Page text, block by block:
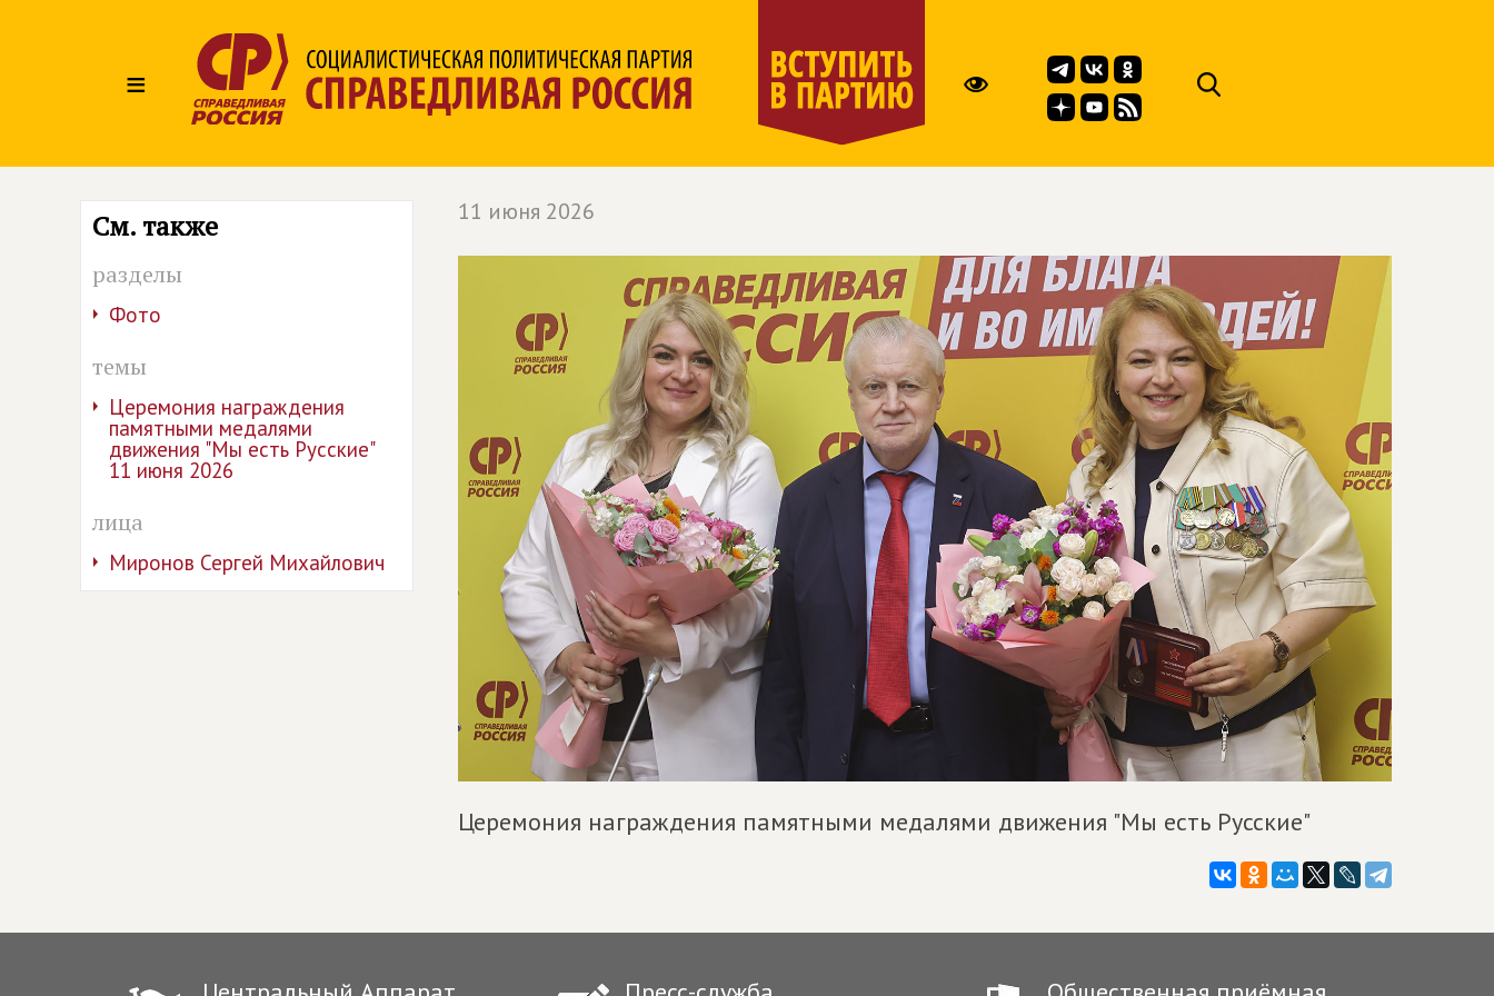
≡
См. также
разделы
Фото
темы
Церемония награждения
памятными медалями
движения "Мы есть Русские"
11 июня 2026
лица
Миронов Сергей Михайлович
11 июня 2026
Церемония награждения памятными медалями движения "Мы есть Русские"